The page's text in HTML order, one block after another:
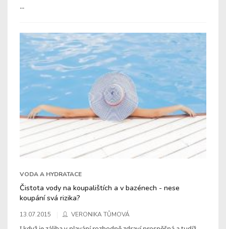
...
VODA A HYDRATACE
Čistota vody na koupalištích a v bazénech - nese
koupání svá rizika?
13.07.2015 VERONIKA TŮMOVÁ